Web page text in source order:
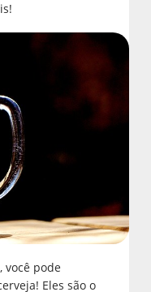
você pode
Eles são o